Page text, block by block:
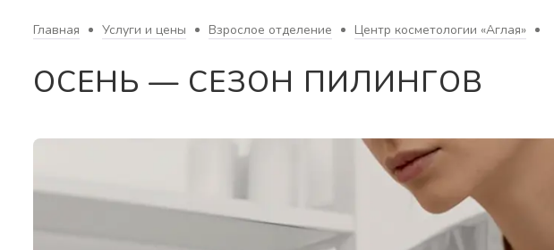
Главная Услуги и цены Взрослое отделение Центр косметологии «Аглая»
ОСЕНЬ — СЕЗОН ПИЛИНГОВ